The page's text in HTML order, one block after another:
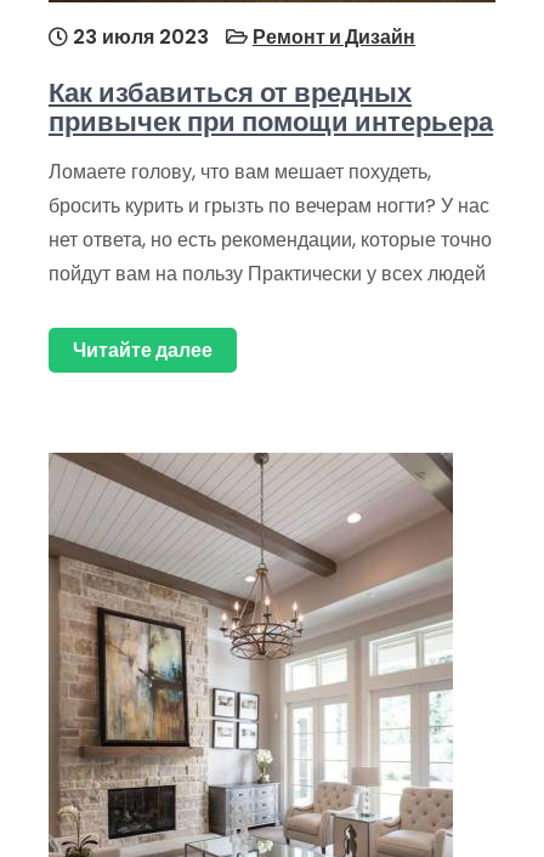
23 июля 2023 Ремонт и Дизайн
Как избавиться от вредных
привычек при помощи интерьера
Ломаете голову, что вам мешает похудеть,
бросить курить и грызть по вечерам ногти? У нас
нет ответа, но есть рекомендации, которые точно
пойдут вам на пользу Практически у всех людей
Читайте далее